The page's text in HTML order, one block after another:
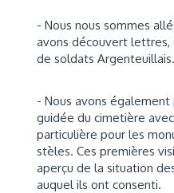
- Nous nous sommes
avons découvert lettres,
de soldats Argenteuillais.
- Nous avons
guidée du cimetière
particulière pour les
stèles. Ces premières
aperçu de la situation
auquel ils ont consenti.